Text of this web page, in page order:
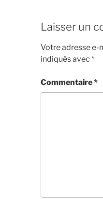
Laisser un
Votre adresse e-
indiqués avec *
Commentaire*